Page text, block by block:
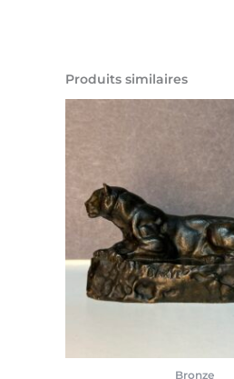
Produits similaires
Bronze